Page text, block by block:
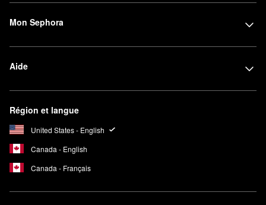
Mon Sephora
Aide
Région et langue
United States - English
Canada - English
Canada - Français